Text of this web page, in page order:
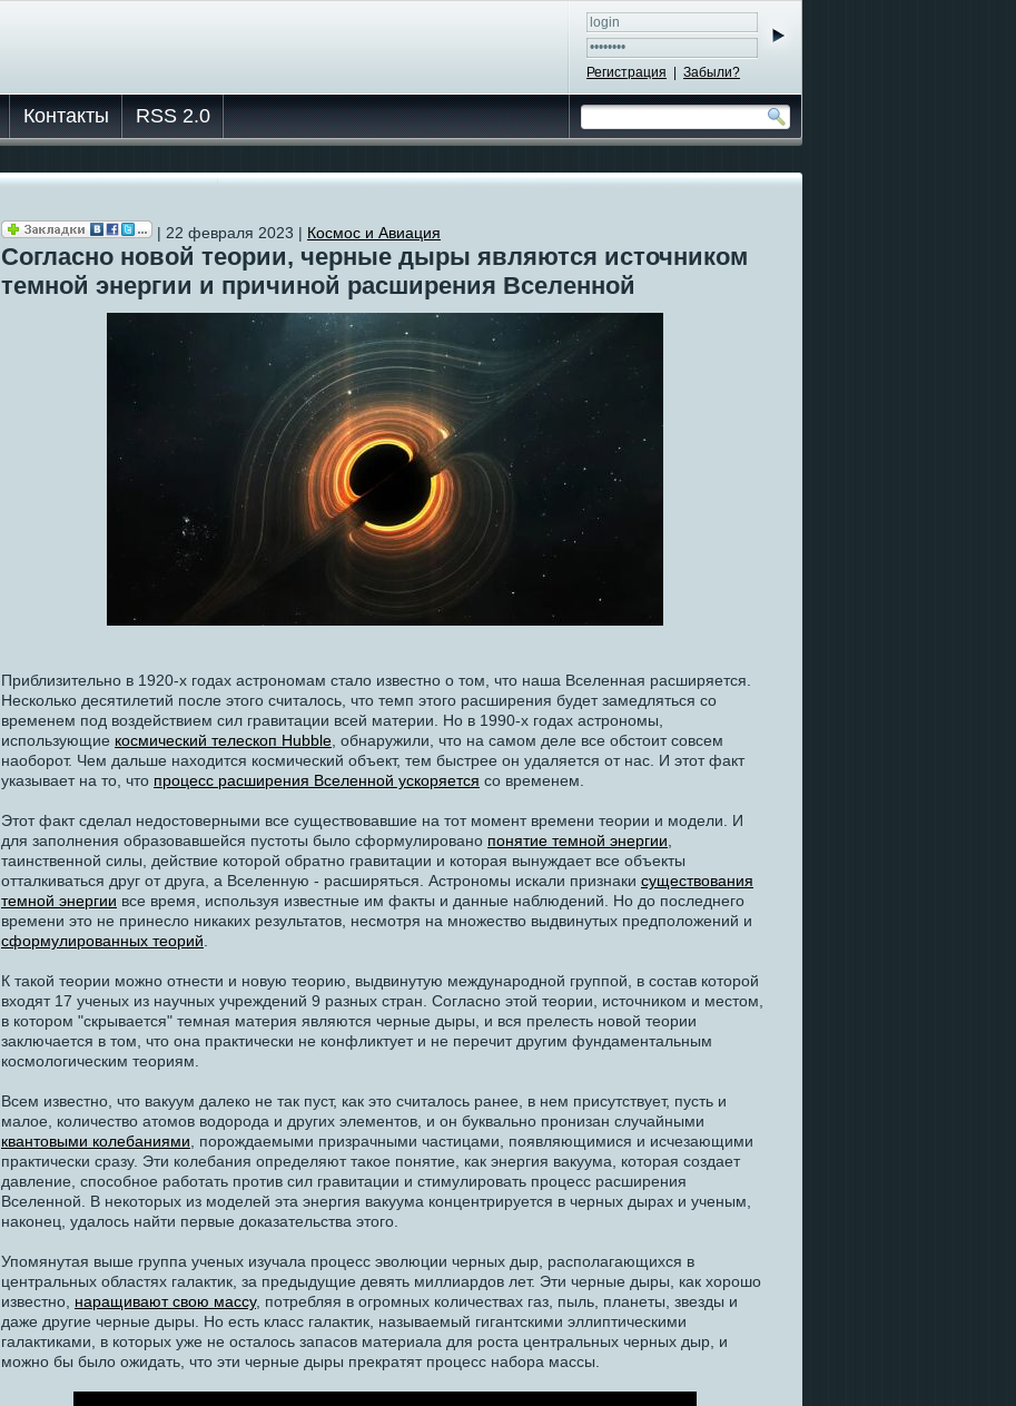
Регистрация Забыли?
Контакты RSS 2.0
| 22 февраля 2023 | Космос и Авиация
Согласно новой теории, черные дыры являются источником
темной энергии и причиной расширения Вселенной
Приблизительно в 1920-х годах астрономам стало известно о том, что наша Вселенная расширяется.
Несколько десятилетий после этого считалось, что темп этого расширения будет замедляться со
временем под воздействием сил гравитации всей материи. Но в 1990-х годах астрономы,
использующие космический телескоп Hubble , обнаружили, что на самом деле все обстоит совсем
наоборот. Чем дальше находится космический объект, тем быстрее он удаляется от нас. И этот факт
указывает на то, что процесс расширения Вселенной ускоряется со временем.
Этот факт сделал недостоверными все существовавшие на тот момент времени теории и модели. И
для заполнения образовавшейся пустоты было сформулировано понятие темной энергии
таинственной силы, действие которой обратно гравитации и которая вынуждает все объекты
отталкиваться друг от друга, а Вселенную - расширяться. Астрономы искали признаки существования
темной энергии все время, используя известные им факты и данные наблюдений. Но до последнего
времени это не принесло никаких результатов, несмотря на множество выдвинутых предположений и
сформулированных теорий
К такой теории можно отнести и новую теорию, выдвинутую международной группой, в состав которой
входят 17 ученых из научных учреждений 9 разных стран. Согласно этой теории, источником и местом,
в котором "скрывается" темная материя являются черные дыры, и вся прелесть новой теории
заключается в том, что она практически не конфликтует и не перечит другим фундаментальным
космологическим теориям.
Всем известно, что вакуум далеко не так пуст, как это считалось ранее, в нем присутствует, пусть и
малое, количество атомов водорода и других элементов, и он буквально пронизан случайными
квантовыми колебаниями , порождаемыми призрачными частицами, появляющимися и исчезающими
практически сразу. Эти колебания определяют такое понятие, как энергия вакуума, которая создает
давление, способное работать против сил гравитации и стимулировать процесс расширения
Вселенной. В некоторых из моделей эта энергия вакуума концентрируется в черных дырах и ученым,
наконец, удалось найти первые доказательства этого.
Упомянутая выше группа ученых изучала процесс эволюции черных дыр, располагающихся в
центральных областях галактик, за предыдущие девять миллиардов лет. Эти черные дыры, как хорошо
известно, наращивают свою массу, потребляя в огромных количествах газ, пыль, планеты, звезды и
даже другие черные дыры. Но есть класс галактик, называемый гигантскими эллиптическими
галактиками, в которых уже не осталось запасов материала для роста центральных черных дыр, и
можно бы было ожидать, что эти черные дыры прекратят процесс набора массы.